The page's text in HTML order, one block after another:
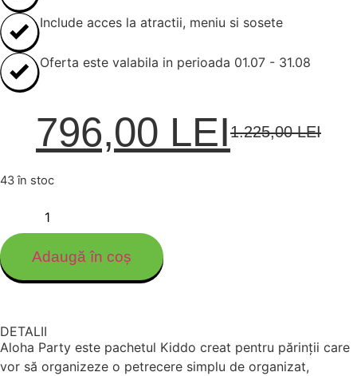
Include acces la atractii, meniu si sosete
Oferta este valabila in perioada 01.07 - 31.08
1.225,00LEI
796,00 LEI
43 în stoc
Adaugă în coș
DETALII
Aloha Party este pachetul Kiddo creat pentru părinții care
vor să organizeze o petrecere simplu de organizat,